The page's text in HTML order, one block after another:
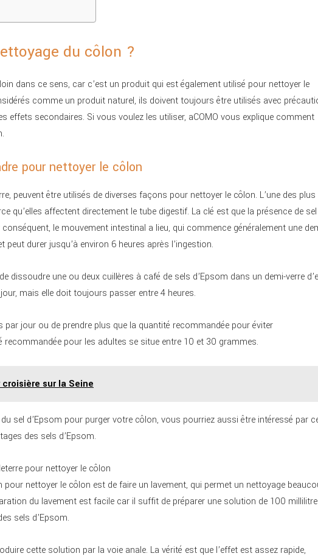
du côlon ?
dans ce sens, car c’est un produit qui est également utilisé pour nettoyer le
comme un produit naturel, ils doivent toujours être utilisés avec
effets secondaires. Si vous voulez les utiliser, aCOMO vous explique comment
pour nettoyer le côlon
peuvent être utilisés de diverses façons pour nettoyer le côlon. L’une des plus
qu’elles affectent directement le tube digestif. La clé est que la présence de sel
le mouvement intestinal a lieu, qui commence généralement une
peut durer jusqu’à environ 6 heures après l’ingestion.
dissoudre une ou deux cuillères à café de sels d’Epsom dans un demi-verre
mais elle doit toujours passer entre 4 heures.
jour ou de prendre plus que la quantité recommandée pour éviter
recommandée pour les adultes se situe entre 10 et 30 grammes.
sur la Seine
sel d’Epsom pour purger votre côlon, vous pourriez aussi être intéressé par
des sels d’Epsom.
pour nettoyer le côlon
nettoyer le côlon est de faire un lavement, qui permet un nettoyage
du lavement est facile car il suffit de préparer une solution de 100
sels d’Epsom.
cette solution par la voie anale. La vérité est que l’effet est assez rapide,